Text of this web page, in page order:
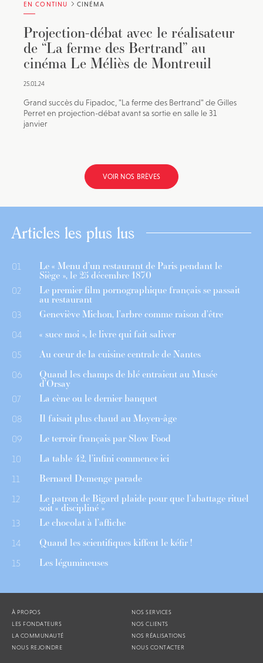
EN CONTINU CINÉMA
Projection-débat avec le réalisateur
de “La ferme des Bertrand” au
cinéma Le Méliès de Montreuil
25.01.24
Grand succès du Fipadoc, "La ferme des Bertrand" de Gilles
Perret en projection-débat avant sa sortie en salle le 31
janvier
VOIR NOS BRÈVES
Articles les plus lus
01 Le « Menu d’un restaurant de Paris pendant le
Siège », le 25 décembre 1870
02 Le premier film pornographique français se passait
au restaurant
03 Geneviève Michon, l’arbre comme raison d’être
04 « suce moi », le livre qui fait saliver
05 Au cœur de la cuisine centrale de Nantes
06 Quand les champs de blé entraient au Musée
d’Orsay
07 La cène ou le dernier banquet
08 Il faisait plus chaud au Moyen-âge
09 Le terroir français par Slow Food
10 La table 42, l’infini commence ici
11 Bernard Demenge parade
12 Le patron de Bigard plaide pour que l’abattage rituel
soit « discipliné »
13 Le chocolat à l’affiche
14 Quand les scientifiques kiffent le kéfir !
15 Les légumineuses
À PROPOS
LES FONDATEURS
LA COMMUNAUTÉ
NOUS REJOINDRE
NOS SERVICES
NOS CLIENTS
NOS RÉALISATIONS
NOUS CONTACTER